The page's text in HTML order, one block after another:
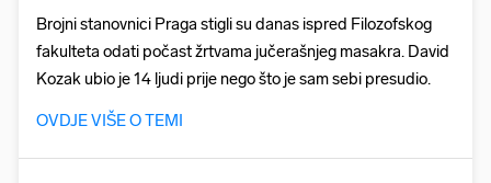
Brojni stanovnici Praga stigli su danas ispred Filozofskog
fakulteta odati počast žrtvama jučerašnjeg masakra. David
Kozak ubio je 14 ljudi prije nego što je sam sebi presudio.
OVDJE VIŠE O TEMI